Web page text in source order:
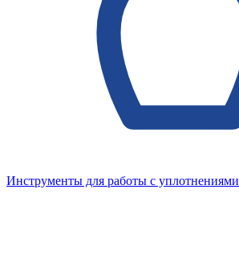
Инструменты для работы с уплотнениями